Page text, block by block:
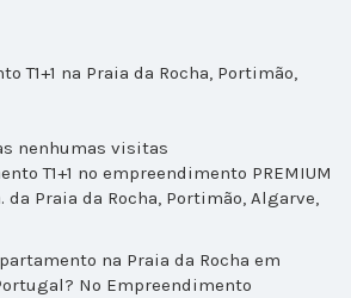
T1+1 na Praia da Rocha, Portimão,
nenhumas visitas
T1+1 no empreendimento PREMIUM
da Praia da Rocha, Portimão, Algarve,
na Praia da Rocha em
No Empreendimento